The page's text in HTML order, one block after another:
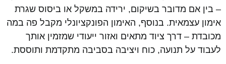
– בין אם מדובר בשיקום, ירידה במשקל או ביסוס שגרת
אימון עצמאית. בנוסף, האימון הפונקציונלי מקבל פה במה
מכובדת – דרך ציוד מתאים ואזור ייעודי שמזמין אותך
לעבוד על תנועה, כוח ויציבה בסביבה מתקדמת ותוססת.